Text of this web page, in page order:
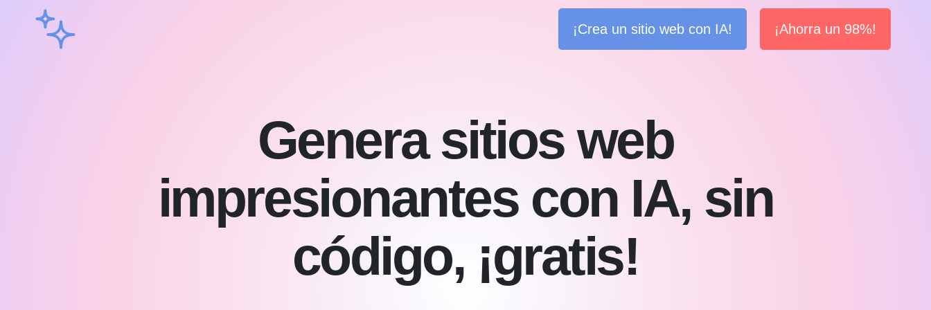
¡Crea un sitio web con IA! ¡Ahorra un 98%!
Genera sitios web
impresionantes con IA, sin
código, ¡gratis!